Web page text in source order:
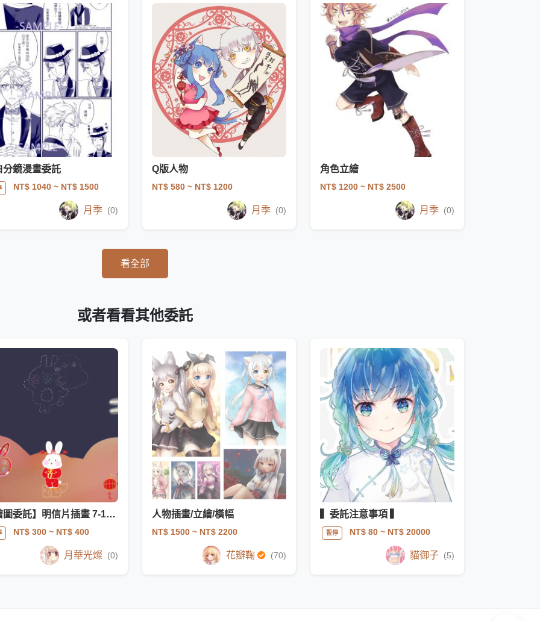
分鏡漫畫委託
NT$ 1040~ NT$ 1500
月季 (0)
Q版人物
NT$ 580 ~ NT$ 1200
月季 (0)
角色立繪
NT$ 1200 ~ NT$ 2500
月季 (0)
看全部
或者看看其他委託
【繪圖委託】明信片插畫 7-11明信片印製尺寸
NT$ 300~ NT$ 400
月華光燦 (0)
人物插畫/立繪/橫幅
NT$ 1500 ~ NT$ 2200
花瓣鞠 (70)
▍委託注意事項 ▍
暫停 NT$ 80~ NT$ 20000
貓御子 (5)